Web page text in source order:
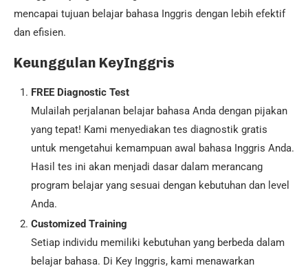
mencapai tujuan belajar bahasa Inggris dengan lebih efektif
dan efisien.
Keunggulan KeyInggris
FREE Diagnostic Test
Mulailah perjalanan belajar bahasa Anda dengan pijakan
yang tepat! Kami menyediakan tes diagnostik gratis
untuk mengetahui kemampuan awal bahasa Inggris Anda.
Hasil tes ini akan menjadi dasar dalam merancang
program belajar yang sesuai dengan kebutuhan dan level
Anda.
Customized Training
Setiap individu memiliki kebutuhan yang berbeda dalam
belajar bahasa. Di Key Inggris, kami menawarkan